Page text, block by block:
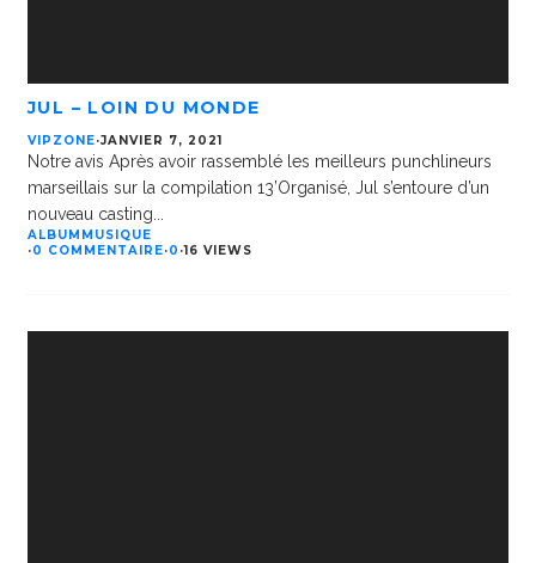
JUL – LOIN DU MONDE
VIPZONE·JANVIER 7, 2021
Notre avis Après avoir rassemblé les meilleurs punchlineurs
marseillais sur la compilation 13’Organisé, Jul s’entoure d’un
nouveau casting
ALBUM MUSIQUE
·0 COMMENTAIRE·0 ·16 VIEWS